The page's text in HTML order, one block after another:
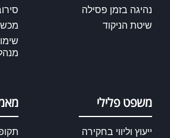
נהיגה בזמן פסילה
שיטת הניקוד
משפט פלילי
ייעוץ וליווי בחקירה